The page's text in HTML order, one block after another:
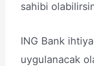
sahibi
ING Bank
uygulanacak